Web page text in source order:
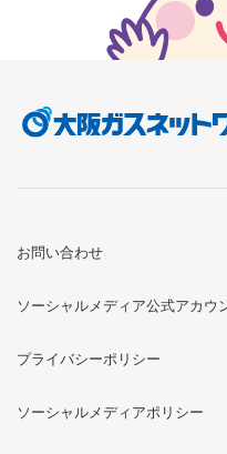
お問い合わせ
ソーシャルメディア公式アカウ
プライバシーポリシー
ソーシャルメディアポリシー